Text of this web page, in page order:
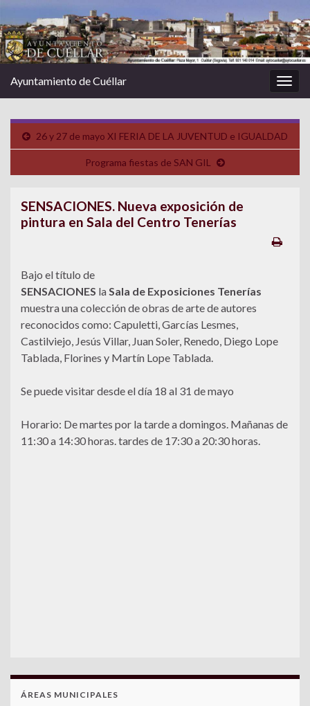
la
Ayuntamiento de Cuéllar
26 y 27 de mayo XI FERIA DE LA JUVENTUD e IGUALDAD
Programa fiestas de SAN GIL
SENSACIONES. Nueva exposición de
pintura en Sala del Centro Tenerías
Bajo el título de
SENSACIONES laSala de Exposiciones Tenerías
muestra una colección de obras de arte de autores
reconocidos como: Capuletti, Garcías Lesmes,
Castilviejo, Jesús Villar, Juan Soler, Renedo, Diego Lope
Tablada, Florines y Martín Lope Tablada.
Se puede visitar desde el día 18 al 31 de mayo
Horario: De martes por la tarde a domingos. Mañanas de
11:30 a 14:30 horas. tardes de 17:30 a 20:30 horas.
ÁREAS MUNICIPALES